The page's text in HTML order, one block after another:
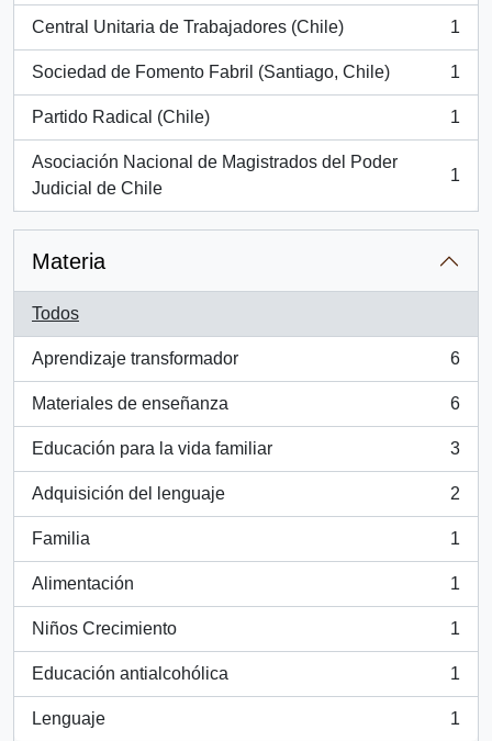
Central Unitaria de Trabajadores (Chile)
, 1 resultados
1
Sociedad de Fomento Fabril (Santiago, Chile)
, 1 resultados
1
Partido Radical (Chile)
, 1 resultados
1
Asociación Nacional de Magistrados del Poder
Judicial de Chile
, 1 resultados
1
Materia
Todos
Aprendizaje transformador
, 6 resultados
6
Materiales de enseñanza
, 6 resultados
6
Educación para la vida familiar
, 3 resultados
3
Adquisición del lenguaje
, 2 resultados
2
Familia
, 1 resultados
1
Alimentación
, 1 resultados
1
Niños Crecimiento
, 1 resultados
1
Educación antialcohólica
, 1 resultados
1
Lenguaje
, 1 resultados
1